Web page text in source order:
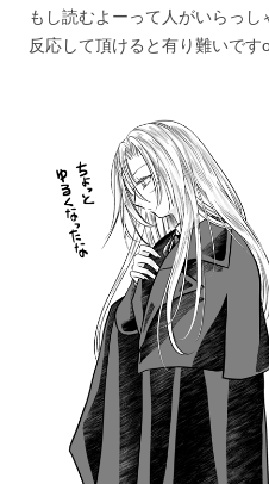
もし読むよーって人がいらっ
反応して頂けると有り難いです